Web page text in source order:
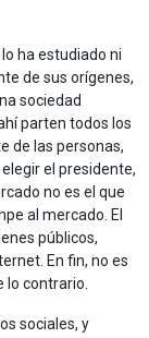
ha estudiado ni
de sus orígenes,
sociedad
parten todos los
de las personas,
el presidente,
no es el que
al mercado. El
públicos,
En fin, no es
lo contrario.
sociales, y